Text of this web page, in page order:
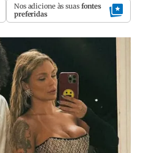
Nos adicione às suas fontes
preferidas